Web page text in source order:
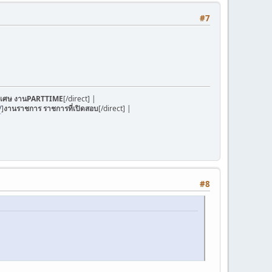
#7
ศษ งานPARTTIME[/direct] |
]งานราชการ ราชการที่เปิดสอบ[/direct] |
#8